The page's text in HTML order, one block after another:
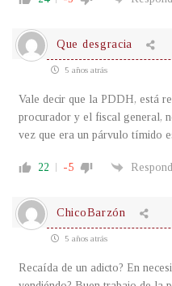
Que desgracia
5 años atrás
Vale decir que la PDDH, está
procurador y el fiscal general,
vez que era un párvulo tímido
22 -5
ChicoBarzón
5 años atrás
Recaída de un adicto? En